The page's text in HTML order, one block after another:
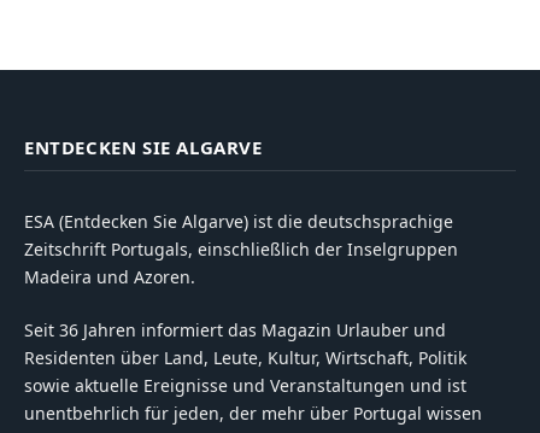
ENTDECKEN SIE ALGARVE
ESA (Entdecken Sie Algarve) ist die deutschsprachige
Zeitschrift Portugals, einschließlich der Inselgruppen
Madeira und Azoren.
Seit 36 Jahren informiert das Magazin Urlauber und
Residenten über Land, Leute, Kultur, Wirtschaft, Politik
sowie aktuelle Ereignisse und Veranstaltungen und ist
unentbehrlich für jeden, der mehr über Portugal wissen